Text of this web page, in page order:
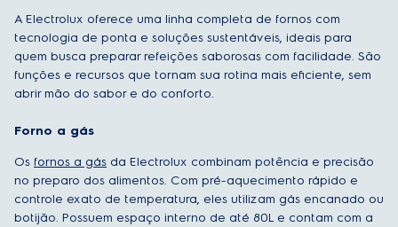
A Electrolux oferece uma linha completa de fornos com
tecnologia de ponta e soluções sustentáveis, ideais para
quem busca preparar refeições saborosas com facilidade. São
funções e recursos que tornam sua rotina mais eficiente, sem
abrir mão do sabor e do conforto.
Forno a gás
Os fornos a gás da Electrolux combinam potência e precisão
no preparo dos alimentos. Com pré-aquecimento rápido e
controle exato de temperatura, eles utilizam gás encanado ou
botijão. Possuem espaço interno de até 80L e contam com a